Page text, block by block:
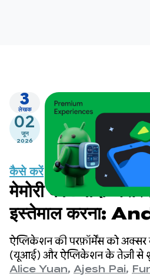
3
लेखक
02
जून
2026
कैसे करें
मेमोरी को ज़्यादा
इस्तेमाल करना:
लिए ज़रूरी चरण
ऐप्लिकेशन की परफ़ॉर्मेंस को
(यूआई) और ऐप्लिकेशन के तेज़ी से
जाता है. हालांकि, मेमोरी एक ऐसा
Alice Yuan, Ajesh Pai,